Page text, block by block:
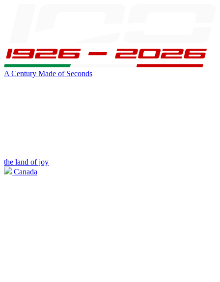
A Century Made of Seconds
the land of joy
Canada